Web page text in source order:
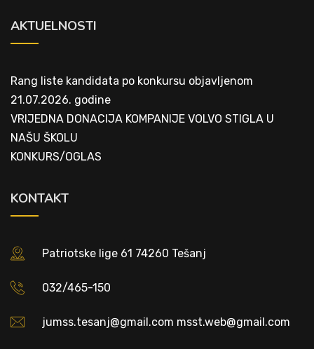
AKTUELNOSTI
Rang liste kandidata po konkursu objavljenom
21.07.2026. godine
VRIJEDNA DONACIJA KOMPANIJE VOLVO STIGLA U
NAŠU ŠKOLU
KONKURS/OGLAS
KONTAKT
Patriotske lige 61 74260 Tešanj
032/465-150
jumss.tesanj@gmail.com msst.web@gmail.com